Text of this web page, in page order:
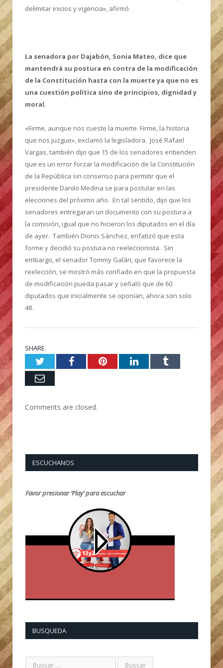
delimitar inicios y vigencia», afirmó.
La senadora por Dajabón, Sonia Mateo, dice que
mantendrá su postura en contra de la modificación
de la Constitución hasta con la muerte ya que no es
una cuestión política sino de principios, dignidad y
moral.
«Firme, aunque nos cueste la muerte. Firme, la historia
que nos juzgue», exclamó la legisladora. José Rafael
Vargas, también dijo que 15 de los senadores entienden
que es un error forzar la modificación de la Constitución
de la República sin consenso para permitir que el
presidente Danilo Medina se para postular en las
elecciones del próximo año. En tal sentido, dijo que los
senadores entregaran un documento con su postura a
la comisión, igual que no hicieron los diputados en el día
de ayer. También Dionis Sánchez, enfatizó que esta
forme y decidió su postura no reeleccionista. Sin
embargo, el senador Tommy Galán, que favorece la
reelección, se mostró más confiado en que la propuesta
de modificación pueda pasar y señaló que de 60
diputados que inicialmente se oponían, ahora son solo
48.
SHARE.
TwitterFacebookPinterestLinkedInTumblr
Email
Comments are closed.
ESCUCHANOS
Favor presionar ‘Play’ para escuchar
BUSQUEDA